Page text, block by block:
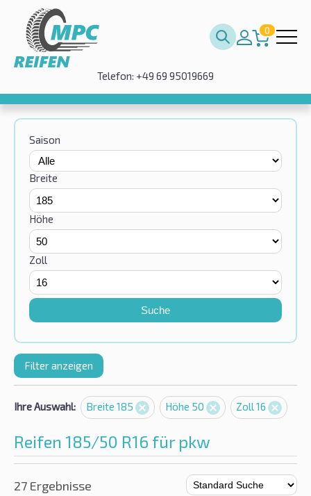
0
Telefon: +49 69 95019669
Saison
Breite
Höhe
Zoll
Suche
Filter anzeigen
Ihre Auswahl: Breite 185 Höhe 50 Zoll 16
Reifen 185/50 R16 für pkw
27 Ergebnisse